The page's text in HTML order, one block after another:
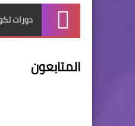
الرئيسية
دورات
المتابعون